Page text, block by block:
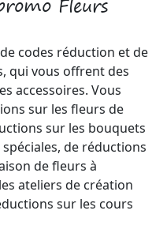
codes réduction et de
qui vous offrent des
accessoires. Vous
sur les fleurs de
sur les bouquets
de réductions
de fleurs à
ateliers de création
sur les cours